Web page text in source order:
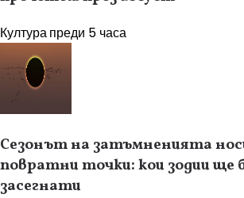
Културапреди 5 часа
Сезонът на затъмненията
повратни точки: кои зодии ще
засегнати